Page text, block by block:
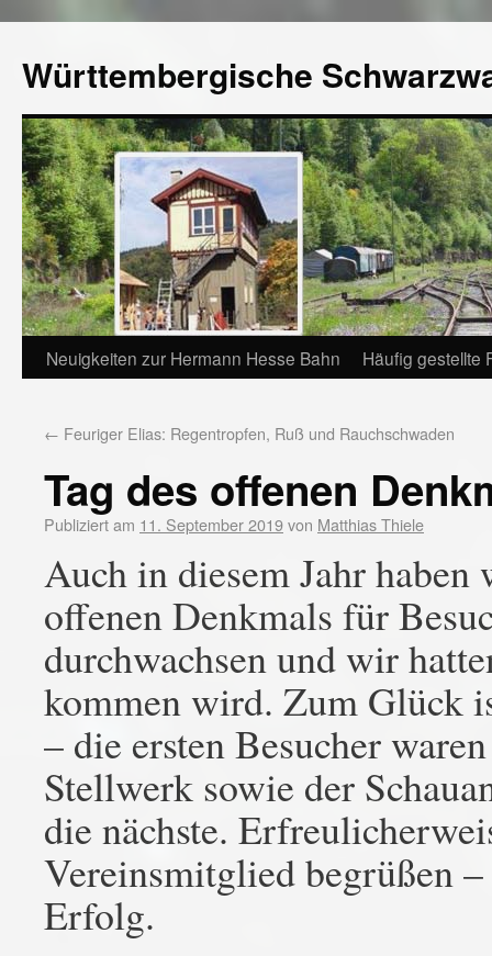
Württembergische
Neuigkeiten zur Hermann Hesse Bahn Häufig gestellte
← Feuriger Elias: Regentropfen, Ruß und Rauchschwaden
Tag des offenen
Publiziert am 11. September 2019von Matthias Thiele
Auch in diesem Jahr
offenen Denkmals für
durchwachsen und wir
kommen wird. Zum Glück
– die ersten Besucher
Stellwerk sowie der
die nächste.
Vereinsmitglied begrüßen
Erfolg.